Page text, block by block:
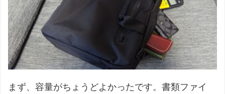
まず、容量がちょうどよかったです。書類ファイ